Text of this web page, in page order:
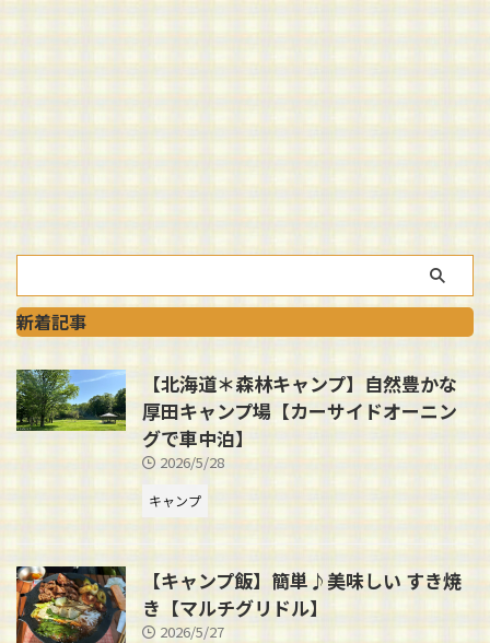
新着記事
【北海道＊森林キャンプ】自然豊かな
厚田キャンプ場【カーサイドオーニン
グで車中泊】
2026/5/28
キャンプ
【キャンプ飯】簡単♪美味しい すき焼
き【マルチグリドル】
2026/5/27